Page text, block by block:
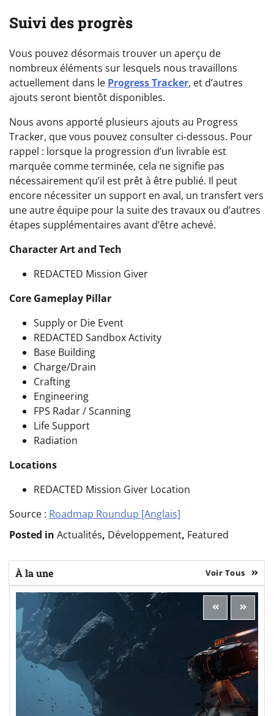
Suivi des progrès
Vous pouvez désormais trouver un aperçu de
nombreux éléments sur lesquels nous travaillons
actuellement dans le Progress Tracker, et d’autres
ajouts seront bientôt disponibles.
Nous avons apporté plusieurs ajouts au Progress
Tracker, que vous pouvez consulter ci-dessous. Pour
rappel : lorsque la progression d’un livrable est
marquée comme terminée, cela ne signifie pas
nécessairement qu’il est prêt à être publié. Il peut
encore nécessiter un support en aval, un transfert vers
une autre équipe pour la suite des travaux ou d’autres
étapes supplémentaires avant d’être achevé.
Character Art and Tech
REDACTED Mission Giver
Core Gameplay Pillar
Supply or Die Event
REDACTED Sandbox Activity
Base Building
Charge/Drain
Crafting
Engineering
FPS Radar / Scanning
Life Support
Radiation
Locations
REDACTED Mission Giver Location
Source : Roadmap Roundup [Anglais]
Posted in Actualités, Développement, Featured
À la une Voir Tous